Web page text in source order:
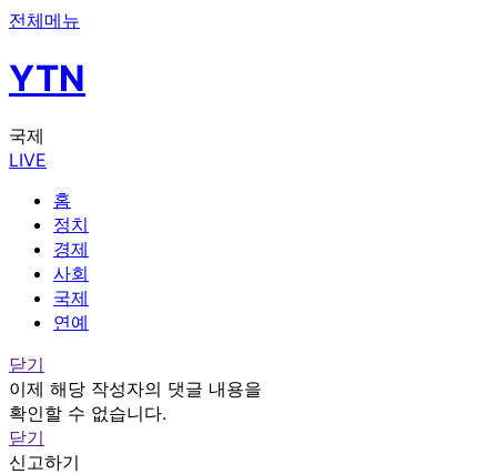
전체메뉴
YTN
국제
LIVE
홈
정치
경제
사회
국제
연예
닫기
이제 해당 작성자의 댓글 내용을
확인할 수 없습니다.
닫기
신고하기